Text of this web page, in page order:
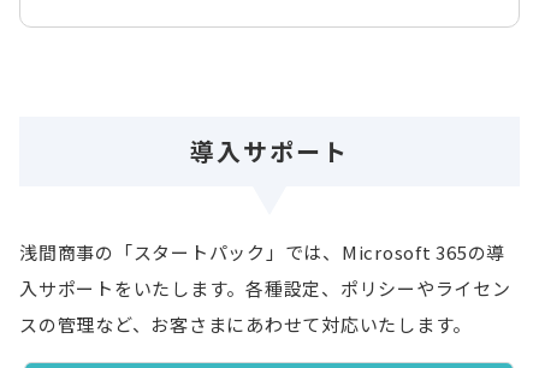
導入サポート
浅間商事の「スタートパック」では、Microsoft 365の導
入サポートをいたします。各種設定、ポリシーやライセン
スの管理など、お客さまにあわせて対応いたします。